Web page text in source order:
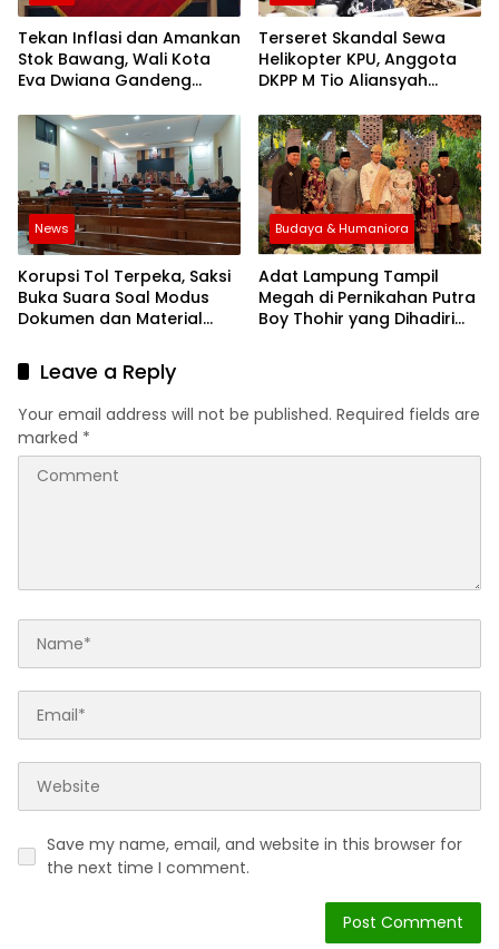
Tekan Inflasi dan Amankan
Stok Bawang, Wali Kota
Eva Dwiana Gandeng
Terseret Skandal Sewa
Helikopter KPU, Anggota
DKPP M Tio Aliansyah
Keras dan Pembekuan
Tugas
News
Korupsi Tol Terpeka, Saksi
Buka Suara Soal Modus
Dokumen dan Material
Budaya & Humaniora
Adat Lampung Tampil
Megah di Pernikahan Putra
Boy Thohir yang Dihadiri
Leave a Reply
Your email address will not be published. Required fields are
marked *
Save my name, email, and website in this browser for
the next time I comment.